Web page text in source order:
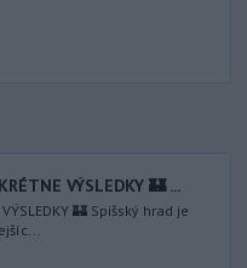
VÝSLEDKY 🏰 ...
VÝSLEDKY 🏰 Spišský hrad je